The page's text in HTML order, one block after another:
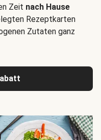
Zeit nach Hause
Rezeptkarten
Zutaten ganz